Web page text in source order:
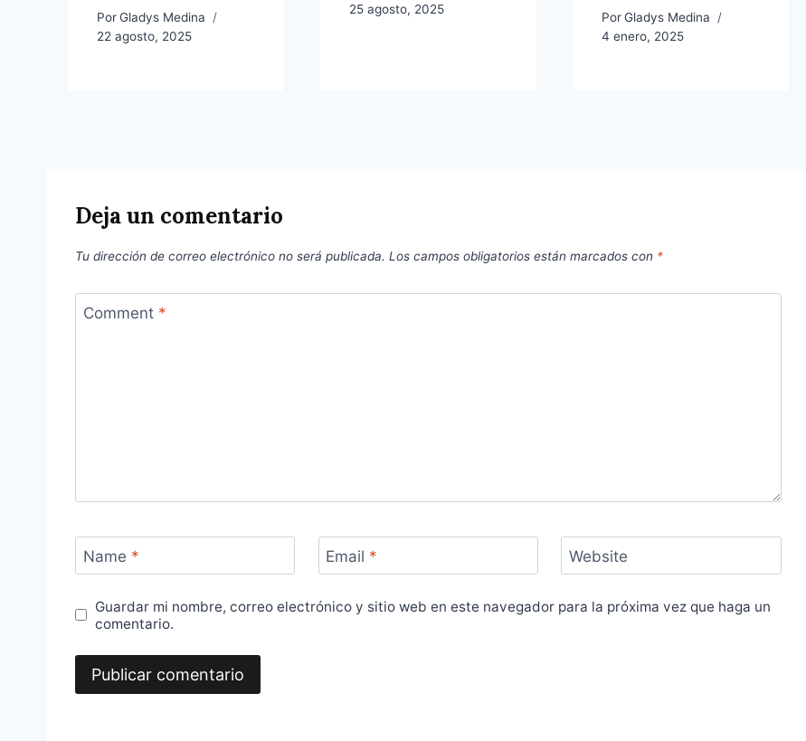
PorGladys Medina
22 agosto, 2025
25 agosto, 2025
Por Gladys Medina
4 enero, 2025
Deja un comentario
Tu dirección de correo electrónico no será publicada. Los campos obligatorios están marcados con *
Comment *
Name * Email * Website
Guardar mi nombre, correo electrónico y sitio web en este navegador para la próxima vez que haga un
comentario.